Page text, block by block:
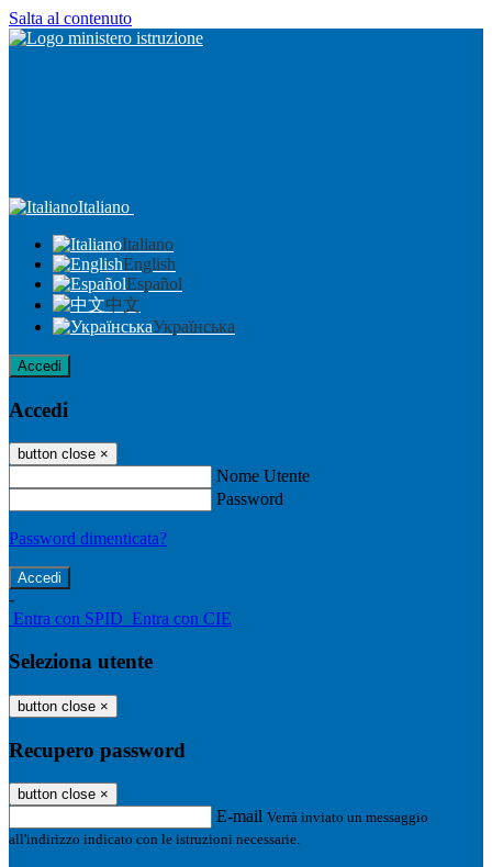
Salta al contenuto
Italiano
Italiano
English
Español
中文
Українська
Accedi
Accedi
button close ×
Nome Utente
Password
Password dimenticata?
-
Entra con SPID Entra con CIE
Seleziona utente
button close ×
Recupero password
button close ×
E-mail Verrà inviato un messaggio
all'indirizzo indicato con le istruzioni necessarie.